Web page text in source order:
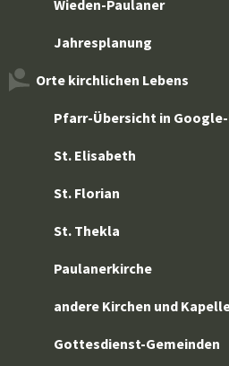
Wieden-Paulaner
Jahresplanung
Orte kirchlichen Lebens
Pfarr-Übersicht in Google-
St. Elisabeth
St. Florian
St. Thekla
Paulanerkirche
andere Kirchen und
Gottesdienst-Gemeinden